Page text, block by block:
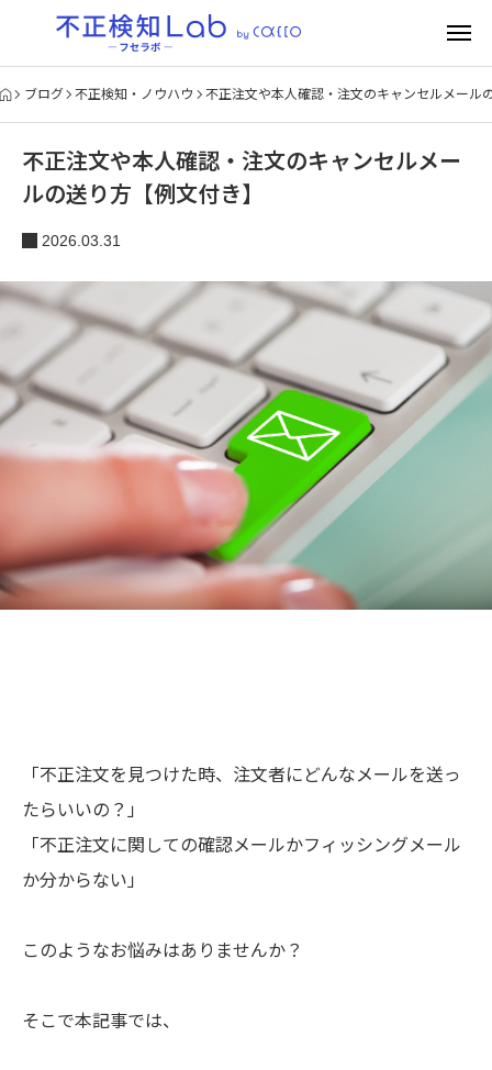
ブログ 不正検知・ノウハウ 不正注文や本人確認・注文のキャンセルメール
不正注文や本人確認・注文のキャンセルメー
ルの送り方【例文付き】
2026.03.31
「不正注文を見つけた時、注文者にどんなメールを送っ
たらいいの？」
「不正注文に関しての確認メールかフィッシングメール
か分からない」
このようなお悩みはありませんか？
そこで本記事では、